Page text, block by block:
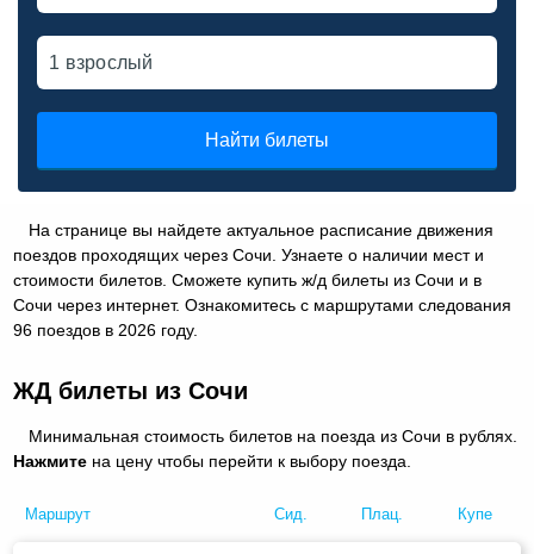
Найти билеты
На странице вы найдете актуальное расписание движения
поездов проходящих через Сочи. Узнаете о наличии мест и
стоимости билетов. Сможете купить ж/д билеты из Сочи и в
Сочи через интернет. Ознакомитесь с маршрутами следования
96 поездов в 2026 году.
ЖД билеты из Сочи
Минимальная стоимость билетов на поезда из Сочи в рублях.
Нажмите на цену чтобы перейти к выбору поезда.
Маршрут Сид. Плац. Купе